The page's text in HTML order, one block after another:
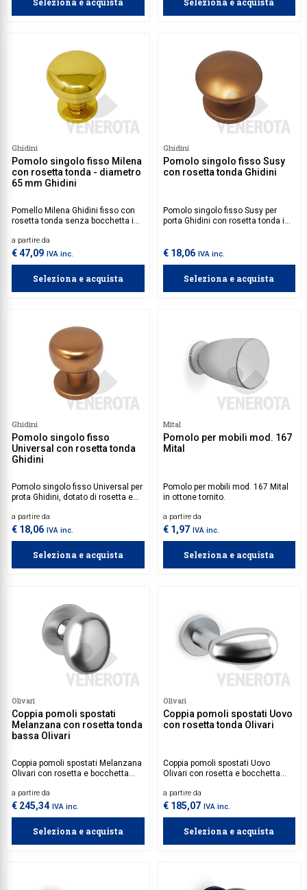
Seleziona e acquista Seleziona e acquista
Ghidini
Pomolo singolo fisso Milena
con rosetta tonda - diametro
65 mm Ghidini
Pomello Milena Ghidini fisso con
rosetta tonda senza bocchetta in
a partire da
€ 47,09 IVA inc.
Seleziona e acquista
Ghidini
Pomolo singolo fisso Susy
con rosetta tonda Ghidini
Pomolo singolo fisso Susy per
porta Ghidini con rosetta tonda in
€ 18,06 IVA inc.
Seleziona e acquista
Ghidini
Pomolo singolo fisso
Universal con rosetta tonda
Ghidini
Pomolo singolo fisso Universal per
prota Ghidini, dotato di rosetta e
a partire da
€ 18,06 IVA inc.
Seleziona e acquista
Mital
Pomolo per mobili mod. 167
Mital
Pomolo per mobili mod. 167 Mital
in ottone tornito.
a partire da
€ 1,97 IVA inc.
Seleziona e acquista
Olivari
Coppia pomoli spostati
Melanzana con rosetta tonda
bassa Olivari
Coppia pomoli spostati Melanzana
Olivari con rosetta e bocchetta
a partire da
€ 245,34 IVA inc.
Seleziona e acquista
Olivari
Coppia pomoli spostati Uovo
con rosetta tonda Olivari
Coppia pomoli spostati Uovo
Olivari con rosetta e bocchetta
a partire da
€ 185,07 IVA inc.
Seleziona e acquista